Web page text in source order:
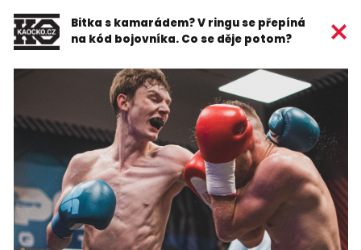
Bitka s kamarádem? V ringu se přepíná
na kód bojovníka. Co se děje potom?